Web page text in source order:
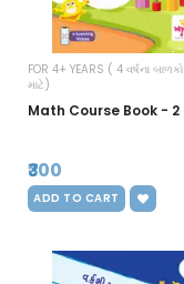
FOR 4+ YEARS ( 4 વર્ષના બાળકો
માટે)
Math Course Book - 2
₹300
ADD TO CART